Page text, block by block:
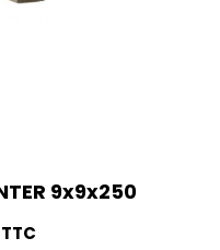
9x9x250
TTC